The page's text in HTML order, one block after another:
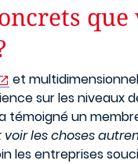
et
sur les niveaux
témoigné un
les choses
les entreprises